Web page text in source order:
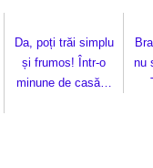
Da, poți trăi simplu
și frumos! Într-o
minune de casă…
nu